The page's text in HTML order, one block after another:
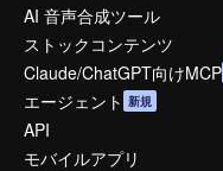
AI 音声合成ツール
ストックコンテンツ
Claude/ChatGPT向けMCP
エージェント 新規
API
モバイルアプリ